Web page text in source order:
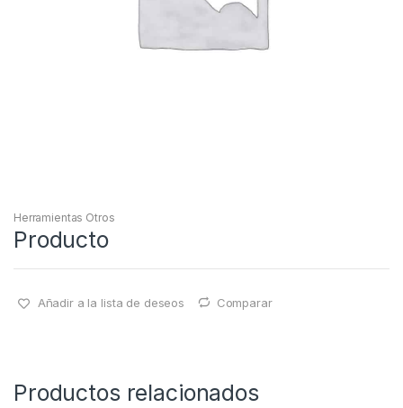
Herramientas Otros
Producto
Añadir a la lista de deseos Comparar
Productos relacionados